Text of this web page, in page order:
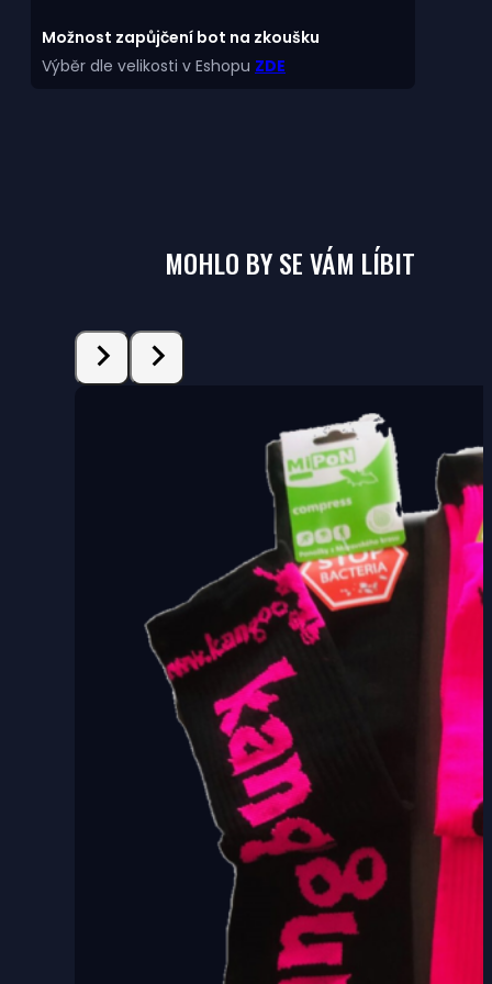
Možnost zapůjčení bot na zkoušku
Výběr dle velikosti v Eshopu ZDE
MOHLO BY SE VÁM LÍBIT